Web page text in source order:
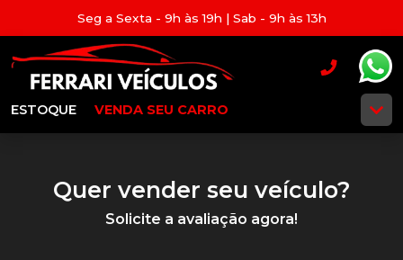
Seg a Sexta - 9h às 19h | Sab - 9h às 13h
ESTOQUE VENDA SEU CARRO
Quer vender seu veículo?
Solicite a avaliação agora!